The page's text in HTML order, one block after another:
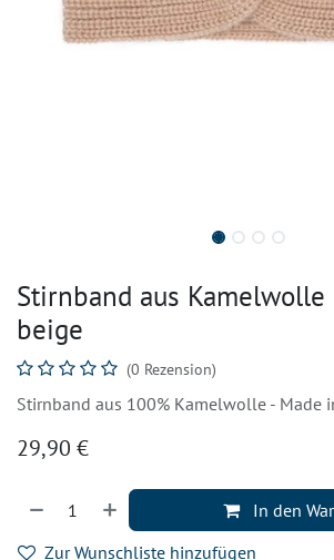
Stirnband aus Kamelwolle
beige
(0 Rezension)
Stirnband aus 100% Kamelwolle - Made
29,90 €
In den
Zur Wunschliste hinzufügen